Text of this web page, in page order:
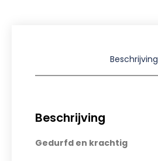
Beschrijving
Beschrijving
Gedurfd en krachtig